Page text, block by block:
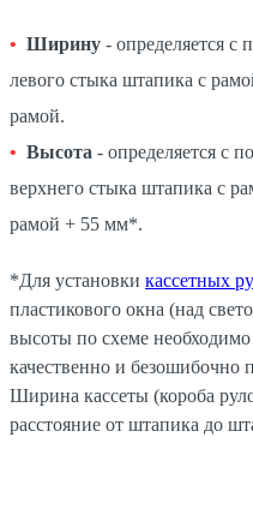
Ширину - определяется с
левого стыка штапика с
рамой.
Высота - определяется с
верхнего стыка штапика с
рамой + 55 мм*.
*Для установки кассетных
пластикового окна (над
высоты по схеме
качественно и безошибочно
Ширина кассеты (короба
расстояние от штапика до